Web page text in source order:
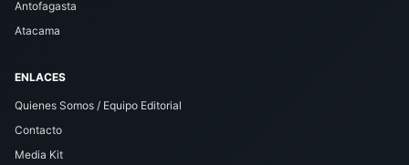
Antofagasta
Atacama
ENLACES
Quienes Somos / Equipo Editorial
Contacto
Media Kit